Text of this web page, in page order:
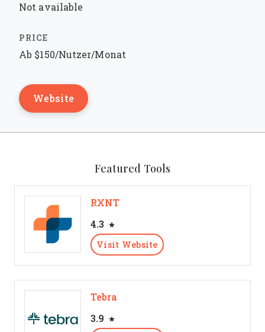
Not available
Ab $150/Nutzer/Monat
Website
Featured Tools
RXNT
4.3
Visit Website
Tebra
3.9